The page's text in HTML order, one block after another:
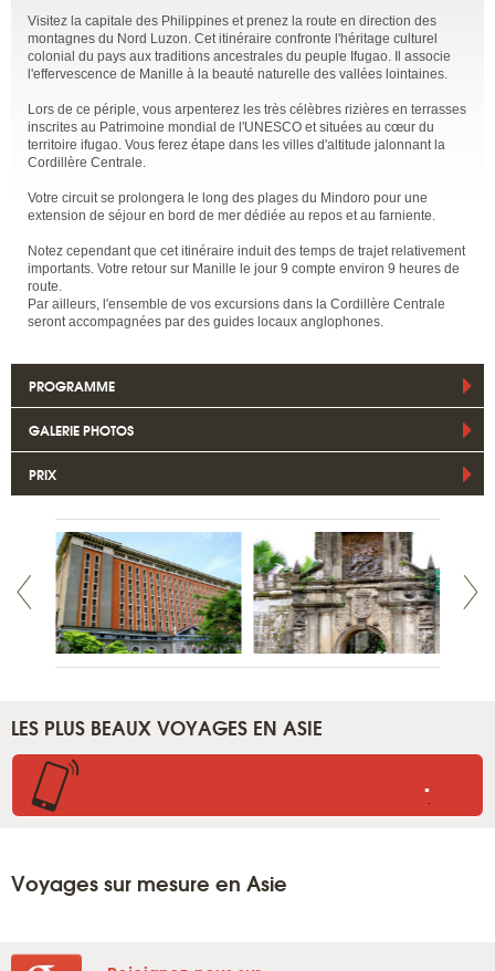
Visitez la capitale des Philippines et prenez la route en direction des
montagnes du Nord Luzon. Cet itinéraire confronte l'héritage culturel
colonial du pays aux traditions ancestrales du peuple Ifugao. Il associe
l'effervescence de Manille à la beauté naturelle des vallées lointaines.
Lors de ce périple, vous arpenterez les très célèbres rizières en terrasses
inscrites au Patrimoine mondial de l'UNESCO et situées au cœur du
territoire ifugao. Vous ferez étape dans les villes d'altitude jalonnant la
Cordillère Centrale.
Votre circuit se prolongera le long des plages du Mindoro pour une
extension de séjour en bord de mer dédiée au repos et au farniente.
Notez cependant que cet itinéraire induit des temps de trajet relativement
importants. Votre retour sur Manille le jour 9 compte environ 9 heures de
route.
Par ailleurs, l'ensemble de vos excursions dans la Cordillère Centrale
seront accompagnées par des guides locaux anglophones.
PROGRAMME
GALERIE PHOTOS
PRIX
LES PLUS BEAUX VOYAGES EN ASIE
..
Voyages sur mesure en Asie